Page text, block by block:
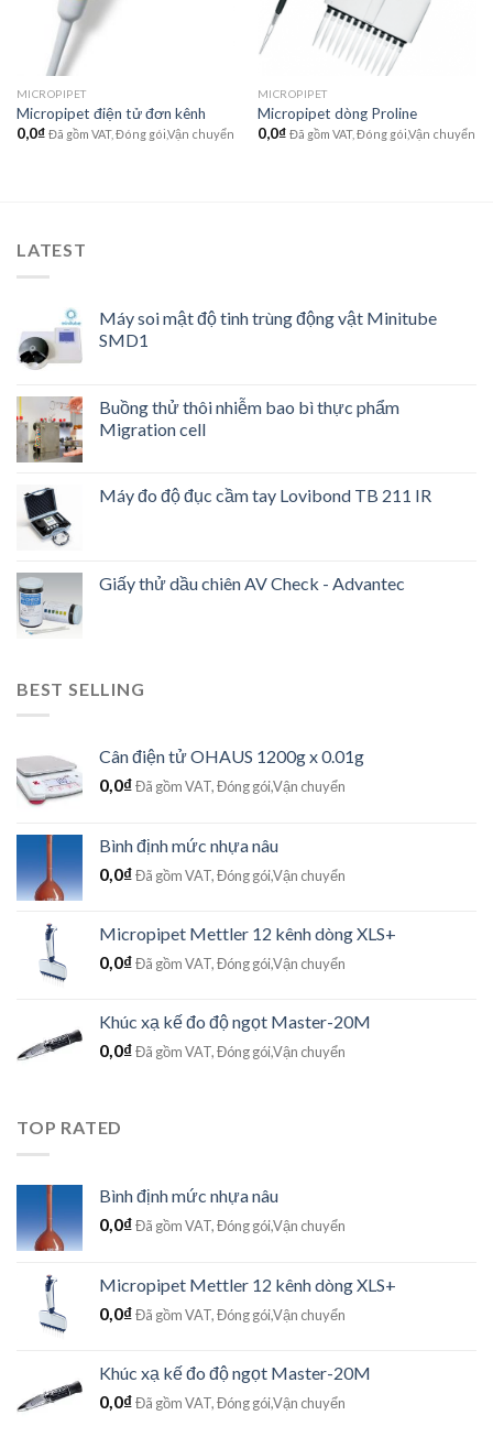
MICROPIPET
Micropipet điện tử đơn kênh
0,0₫ Đã gồm VAT, Đóng gói,Vận chuyển
MICROPIPET
Micropipet dòng Proline
0,0₫ Đã gồm VAT, Đóng gói,Vận chuyển
LATEST
Máy soi mật độ tinh trùng động vật Minitube
SMD1
Buồng thử thôi nhiễm bao bì thực phẩm
Migration cell
Máy đo độ đục cầm tay Lovibond TB 211 IR
Giấy thử dầu chiên AV Check - Advantec
BEST SELLING
Cân điện tử OHAUS 1200g x 0.01g
0,0₫Đã gồm VAT, Đóng gói,Vận chuyển
Bình định mức nhựa nâu
0,0₫Đã gồm VAT, Đóng gói,Vận chuyển
Micropipet Mettler 12 kênh dòng XLS+
0,0₫Đã gồm VAT, Đóng gói,Vận chuyển
Khúc xạ kế đo độ ngọt Master-20M
0,0₫Đã gồm VAT, Đóng gói,Vận chuyển
TOP RATED
Bình định mức nhựa nâu
0,0₫Đã gồm VAT, Đóng gói,Vận chuyển
Micropipet Mettler 12 kênh dòng XLS+
0,0₫Đã gồm VAT, Đóng gói,Vận chuyển
Khúc xạ kế đo độ ngọt Master-20M
0,0₫Đã gồm VAT, Đóng gói,Vận chuyển